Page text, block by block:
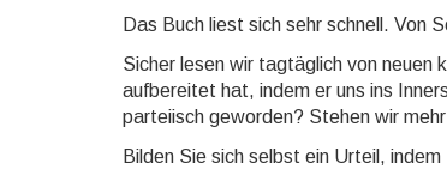
Das Buch liest sich sehr schnell. Von
Sicher lesen wir tagtäglich von neuen
aufbereitet hat, indem er uns ins
parteiisch geworden? Stehen wir
Bilden Sie sich selbst ein Urteil,